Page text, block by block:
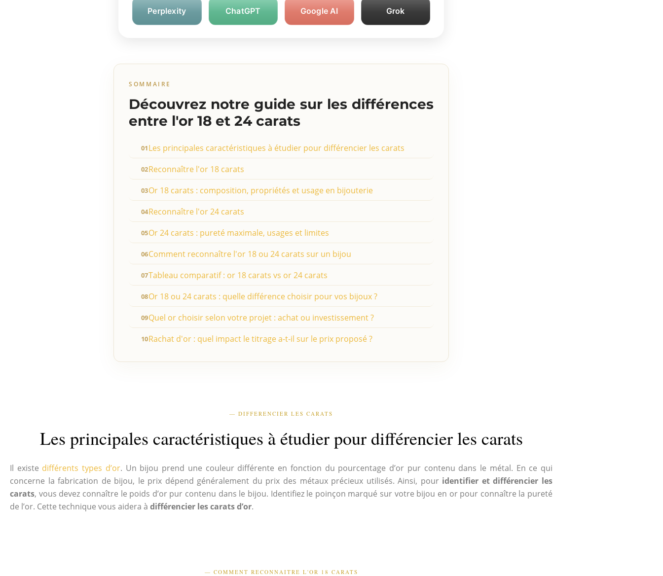
Perplexity ChatGPT Google AI Grok
SOMMAIRE
Découvrez notre guide sur les différences
entre l'or 18 et 24 carats
Les principales caractéristiques à étudier pour différencier les carats
Reconnaître l'or 18 carats
Or 18 carats : composition, propriétés et usage en bijouterie
Reconnaître l'or 24 carats
Or 24 carats : pureté maximale, usages et limites
Comment reconnaître l'or 18 ou 24 carats sur un bijou
Tableau comparatif : or 18 carats vs or 24 carats
Or 18 ou 24 carats : quelle différence choisir pour vos bijoux ?
Quel or choisir selon votre projet : achat ou investissement ?
Rachat d'or : quel impact le titrage a-t-il sur le prix proposé ?
— DIFFERENCIER LES CARATS
Les principales caractéristiques à étudier pour différencier les carats
Il existe différents types d’or. Un bijou prend une couleur différente en fonction du pourcentage d’or pur contenu dans le métal. En ce qui
concerne la fabrication de bijou, le prix dépend généralement du prix des métaux précieux utilisés. Ainsi, pour identifier et différencier les
carats, vous devez connaître le poids d’or pur contenu dans le bijou. Identifiez le poinçon marqué sur votre bijou en or pour connaître la pureté
de l’or. Cette technique vous aidera à différencier les carats d’or.
— COMMENT RECONNAITRE L'OR 18 CARATS